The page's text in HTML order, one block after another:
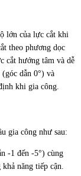
lớn của lực cắt khi
theo phương dọc
cắt hướng tâm và dễ
dẫn 0°) và
khi gia công.
gia công như sau:
-1 đến -5°) cùng
năng tiếp cận.